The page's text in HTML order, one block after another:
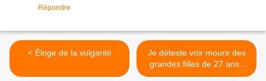
Répondre
< Éloge de la vulgarité
Je déteste voir mourir des
grandes filles de 27 ans :
Amy Winehouse un diamant